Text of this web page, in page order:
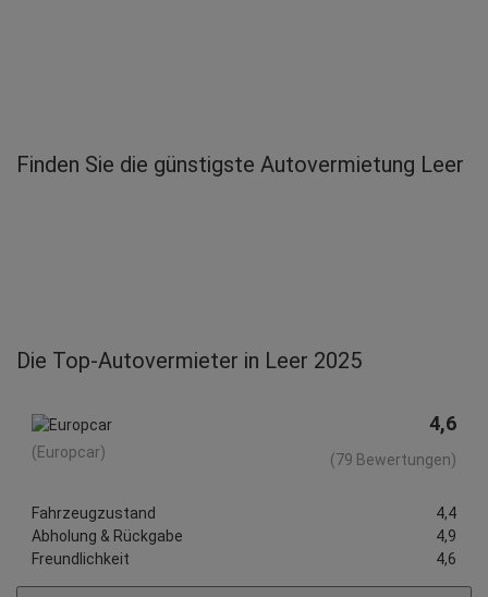
Abholort: Leer
Georg L.
abgegeben am 11.11.2025
Vermieter: Europcar
Joachim O.
Abholort: Leer
Vermieter: Buchbinder
Finden Sie die günstigste Autovermietung Leer
Die Top-Autovermieter in Leer 2025
(Europcar)
4,6
(79 Bewertungen)
Fahrzeugzustand
4,4
Abholung & Rückgabe
4,9
Freundlichkeit
4,6